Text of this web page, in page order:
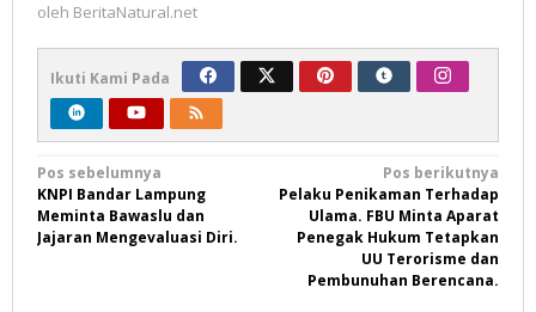
oleh BeritaNatural.net
Ikuti Kami Pada
Navigasi
pos
Pos sebelumnya
KNPI Bandar Lampung
Meminta Bawaslu dan
Jajaran Mengevaluasi Diri.
Pos berikutnya
Pelaku Penikaman Terhadap
Ulama. FBU Minta Aparat
Penegak Hukum Tetapkan
UU Terorisme dan
Pembunuhan Berencana.